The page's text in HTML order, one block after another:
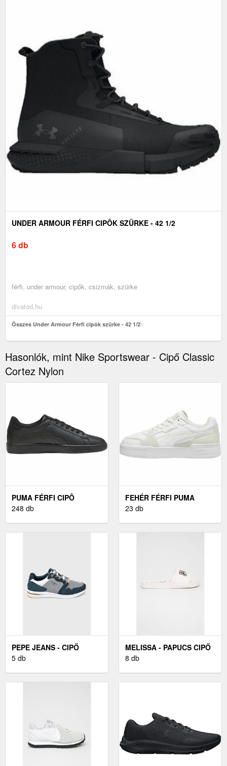
UNDER ARMOUR FÉRFI CIPÔK SZÜRKE - 42 1/2
6 db
férfi, under armour, cipők, csizmák, szürke
divatod.hu
Összes Under Armour Férfi cipôk szürke - 42 1/2
Hasonlók, mint Nike Sportswear - Cipő Classic
Cortez Nylon
PUMA FÉRFI CIPÔ
FEKETE - 44 1/2
248 db
FEHÉR FÉRFI PUMA
CIPŐK - 44
23 db
PEPE JEANS - CIPŐ
JAYKER DUAL
5 db
MELISSA - PAPUCS CIPŐ
X FILA
8 db